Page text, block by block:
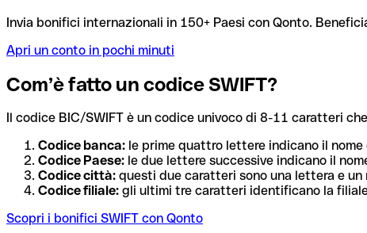
Invia bonifici internazionali in 150+ Paesi con Qonto.
Apri un conto in pochi minuti
Com’è fatto un codice SWIFT?
Il codice BIC/SWIFT è un codice univoco di 8-11 caratteri
Codice banca: le prime quattro lettere indicano il
Codice Paese: le due lettere successive indicano il
Codice città: questi due caratteri sono una lettera e
Codice filiale: gli ultimi tre caratteri identificano la
Scopri i bonifici SWIFT con Qonto